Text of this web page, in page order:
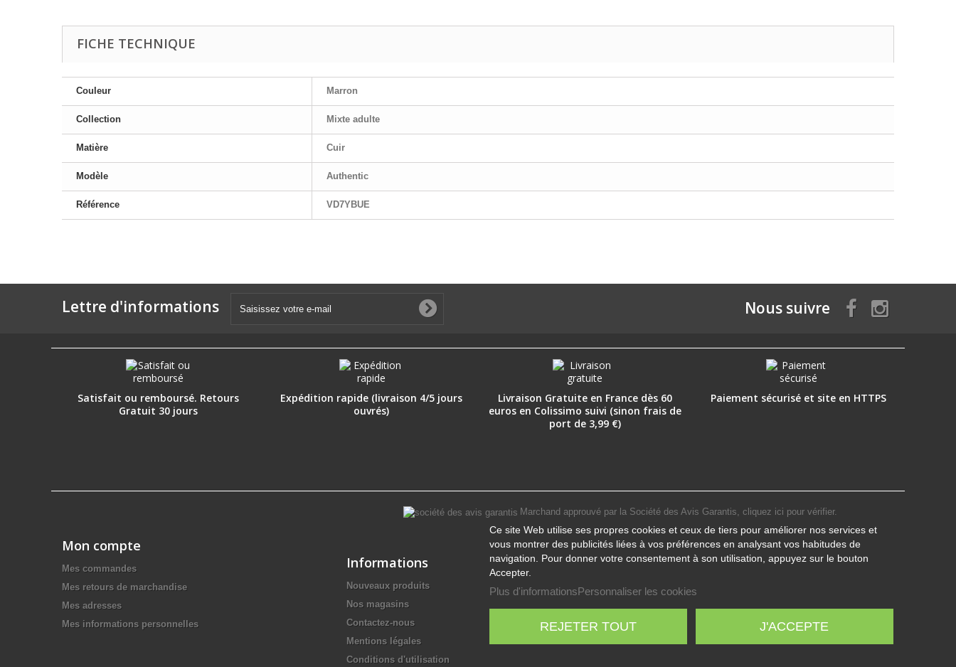
FICHE TECHNIQUE
Couleur Marron
Collection Mixte adulte
Matière Cuir
Modèle Authentic
Référence VD7YBUE
Lettre d'informations Nous suivre
Satisfait ou remboursé. Retours
Gratuit 30 jours
Expédition rapide (livraison 4/5 jours
ouvrés)
Livraison Gratuite en France dès 60
euros en Colissimo suivi (sinon frais de
port de 3,99 €)
Paiement sécurisé et site en HTTPS
Mon compte
Mes commandes
Mes retours de marchandise
Mes adresses
Mes informations personnelles
Marchand approuvé par la Société des Avis Garantis, cliquez ici pour vérifier.
Informations
Nouveaux produits
Nos magasins
Contactez-nous
Mentions légales
Conditions d'utilisation
Ce site Web utilise ses propres cookies et ceux de tiers pour améliorer nos services et
vous montrer des publicités liées à vos préférences en analysant vos habitudes de
navigation. Pour donner votre consentement à son utilisation, appuyez sur le bouton
Accepter.
Plus d'informationsPersonnaliser les cookies
REJETER TOUT J'ACCEPTE